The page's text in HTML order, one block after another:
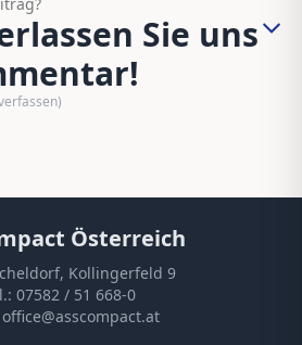
Sie uns
Österreich
Kollingerfeld 9
07582 / 51 668-0
office@asscompact.at